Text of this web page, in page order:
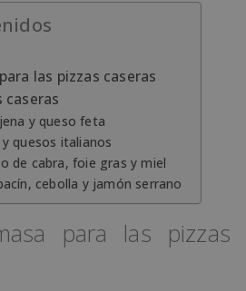
las pizzas caseras
caseras
y queso feta
quesos italianos
de cabra, foie gras y miel
cebolla y jamón serrano
para las pizzas